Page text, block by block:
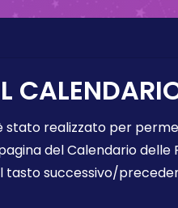
stato realizzato per
del Calendario
successivo/